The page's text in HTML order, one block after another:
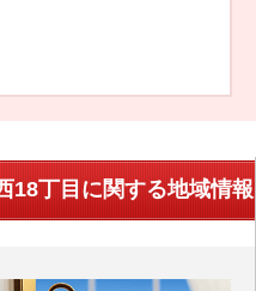
18丁目に関する地域情報